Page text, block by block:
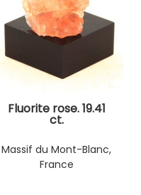
Fluorite rose. 19.41
ct.
Massif du Mont-Blanc,
France